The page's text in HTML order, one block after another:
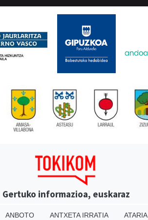
Gertuko informazioa, euskaraz
ANBOTO ANTXETA IRRATIA ATARIA